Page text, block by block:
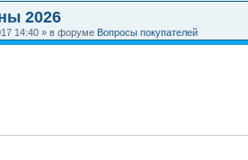
2026
14:40 » в форуме Вопросы покупателей